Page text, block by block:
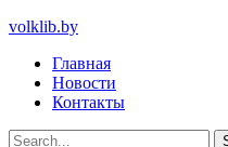
volklib.by
Главная
Новости
Контакты